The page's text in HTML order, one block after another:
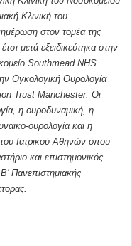
Κλινική του
στον τομέα της
μετά εξειδικεύτηκα στην
Southmead NHS
Ογκολογική Ουρολογία
Trust Manchester. Οι
η ουροδυναμική, η
ουρολογία και η
του Ιατρικού Αθηνών όπου
και επιστημονικός
Πανεπιστημιακής